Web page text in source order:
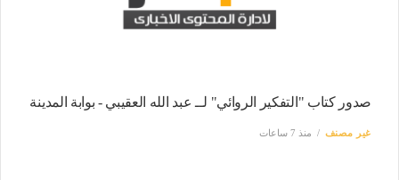
صدور كتاب "التفكير الروائي" لــ عبد الله العقيبي - بوابة المدينة
غير مصنف منذ 7 ساعات